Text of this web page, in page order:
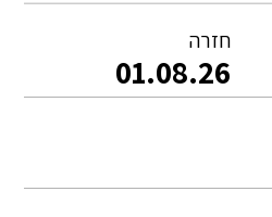
חזרה
01.08.26